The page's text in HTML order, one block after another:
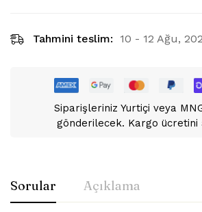
Tahmini teslim: 10 - 12 Ağu,
Siparişleriniz Yurtiçi veya
gönderilecek. Kargo ücretini
Sorular Açıklama